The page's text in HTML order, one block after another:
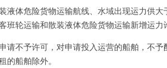
危险货物运输航线、水域出现运力供大
轮运输和散装液体危险货物运输新增运力
不予许可，对申请投入运营的船舶，不予
的船舶除外。